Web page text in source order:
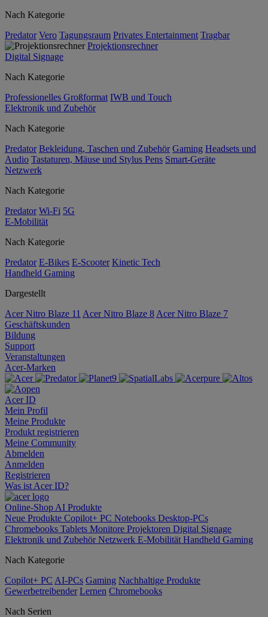
Nach Kategorie
Predator Vero Tagungsraum Privates Entertainment Tragbar
Projektionsrechner
Digital Signage
Nach Kategorie
Professionelles Großformat IWB und Touch
Elektronik und Zubehör
Nach Kategorie
Predator Bekleidung, Taschen und Zubehör Gaming Headsets und
Audio Tastaturen, Mäuse und Stylus Pens Smart-Geräte
Netzwerk
Nach Kategorie
Predator Wi-Fi 5G
E-Mobilität
Nach Kategorie
Predator E-Bikes E-Scooter Kinetic Tech
Handheld Gaming
Dargestellt
Acer Nitro Blaze 11 Acer Nitro Blaze 8 Acer Nitro Blaze 7
Geschäftskunden
Bildung
Support
Veranstaltungen
Acer-Marken
Acer ID
Mein Profil
Meine Produkte
Produkt registrieren
Meine Community
Abmelden
Anmelden
Registrieren
Was ist Acer ID?
Online-Shop AI Produkte
Neue Produkte Copilot+ PC Notebooks Desktop-PCs
Chromebooks Tablets Monitore Projektoren Digital Signage
Elektronik und ZubehörNetzwerk E-Mobilität Handheld Gaming
Nach Kategorie
Copilot+ PC AI-PCs Gaming Nachhaltige Produkte
Gewerbetreibender Lernen Chromebooks
Nach Serien